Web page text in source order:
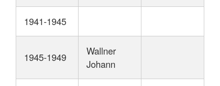
1941-1945
1945-1949
Wallner
Johann